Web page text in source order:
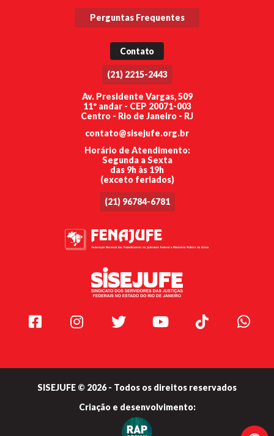
Perguntas Frequentes
Contato
(21) 2215-2443
Av. Presidente Vargas, 509
11º andar - CEP 20071-003
Centro - Rio de Janeiro - RJ
contato@sisejufe.org.br
Horário de Atendimento:
Segunda a Sexta
das 9h às 19h
(exceto feriados)
(21) 96784-6781
Facebook Instagram Twitter Youtube TikTok
SISEJUFE © 2026 - Todos os direitos reservados
Criação e desenvolvimento: